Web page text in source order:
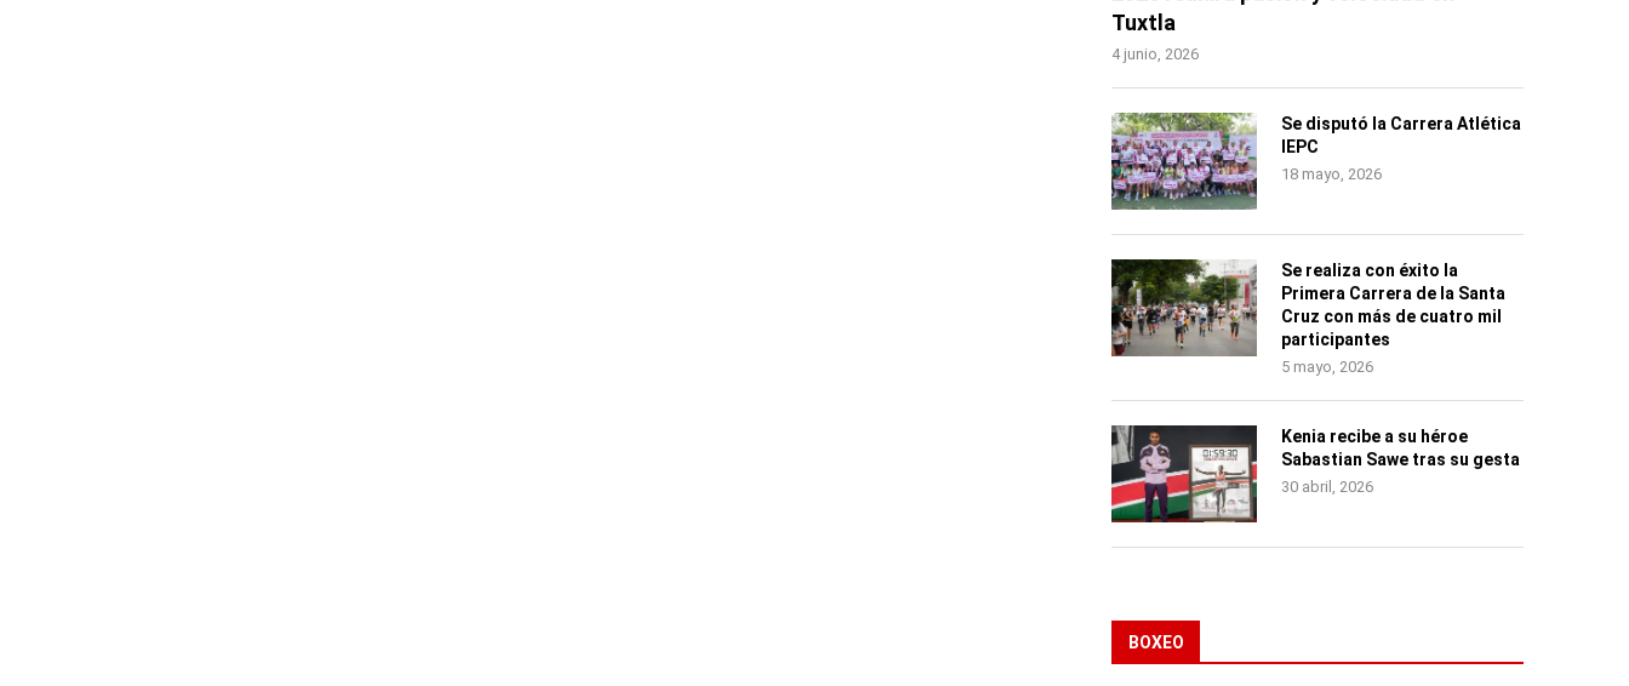
Tuxtla
4 junio, 2026
Se disputó la Carrera Atlética
IEPC
18 mayo, 2026
Se realiza con éxito la
Primera Carrera de la Santa
Cruz con más de cuatro mil
participantes
5 mayo, 2026
Kenia recibe a su héroe
Sabastian Sawe tras su gesta
30 abril, 2026
BOXEO